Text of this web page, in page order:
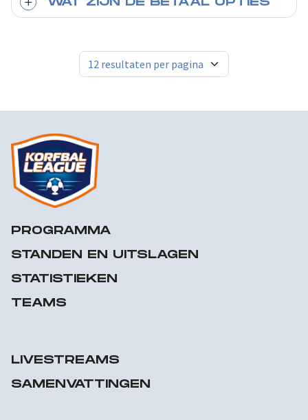
PROGRAMMA
STANDEN EN UITSLAGEN
STATISTIEKEN
TEAMS
LIVESTREAMS
SAMENVATTINGEN